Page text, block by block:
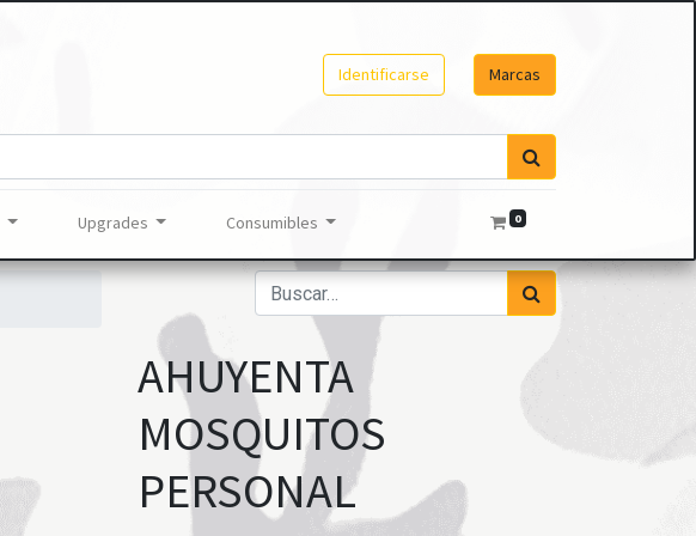
Identificarse Marcas
Upgrades Consumibles 0
AHUYENTA
MOSQUITOS
PERSONAL